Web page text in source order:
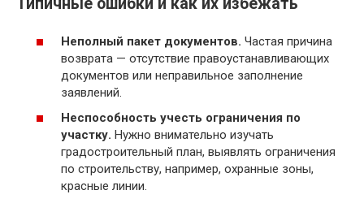
Типичные ошибки и как их избежать
Неполный пакет документов. Частая причина
возврата — отсутствие правоустанавливающих
документов или неправильное заполнение
заявлений.
Неспособность учесть ограничения по
участку. Нужно внимательно изучать
градостроительный план, выявлять ограничения
по строительству, например, охранные зоны,
красные линии.